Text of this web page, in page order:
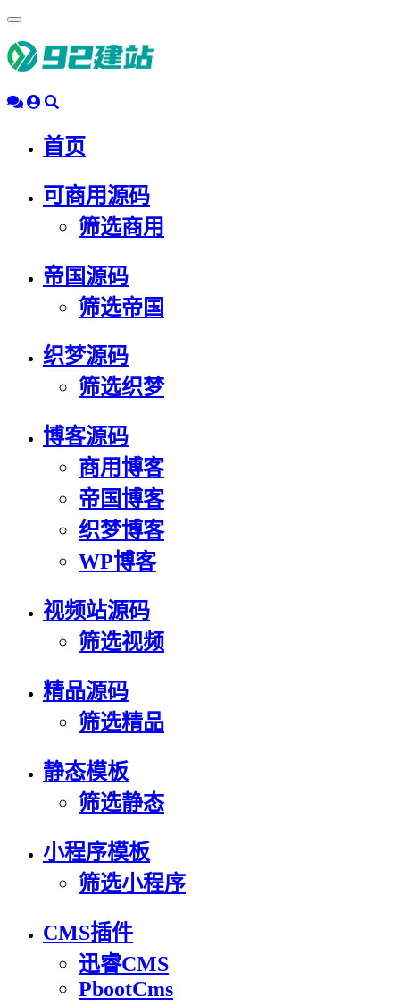
动
导
首页
可商用源码
筛选商用
帝国源码
筛选帝国
织梦源码
筛选织梦
博客源码
商用博客
帝国博客
织梦博客
WP博客
视频站源码
筛选视频
精品源码
筛选精品
静态模板
筛选静态
小程序模板
筛选小程序
CMS插件
迅睿CMS
PbootCms